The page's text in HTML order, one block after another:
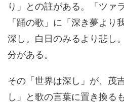
り」との註がある。「ツァ
「踊の歌」に「深き夢よ
深し。白日のみるより悲し
分がある。
その「世界は深し」が、茂
し」と歌の言葉に置き換る